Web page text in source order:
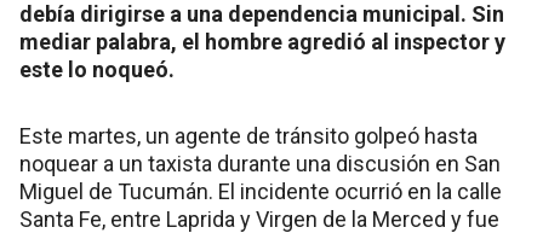
debía dirigirse a una dependencia municipal. Sin
mediar palabra, el hombre agredió al inspector y
este lo noqueó.
Este martes, un agente de tránsito golpeó hasta
noquear a un taxista durante una discusión en San
Miguel de Tucumán. El incidente ocurrió en la calle
Santa Fe, entre Laprida y Virgen de la Merced y fue